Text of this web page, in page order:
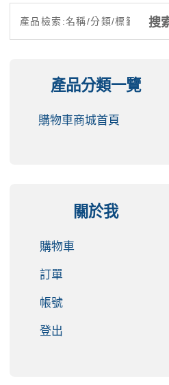
產品分類一覽
購物車商城首頁
關於我
購物車
訂單
帳號
登出